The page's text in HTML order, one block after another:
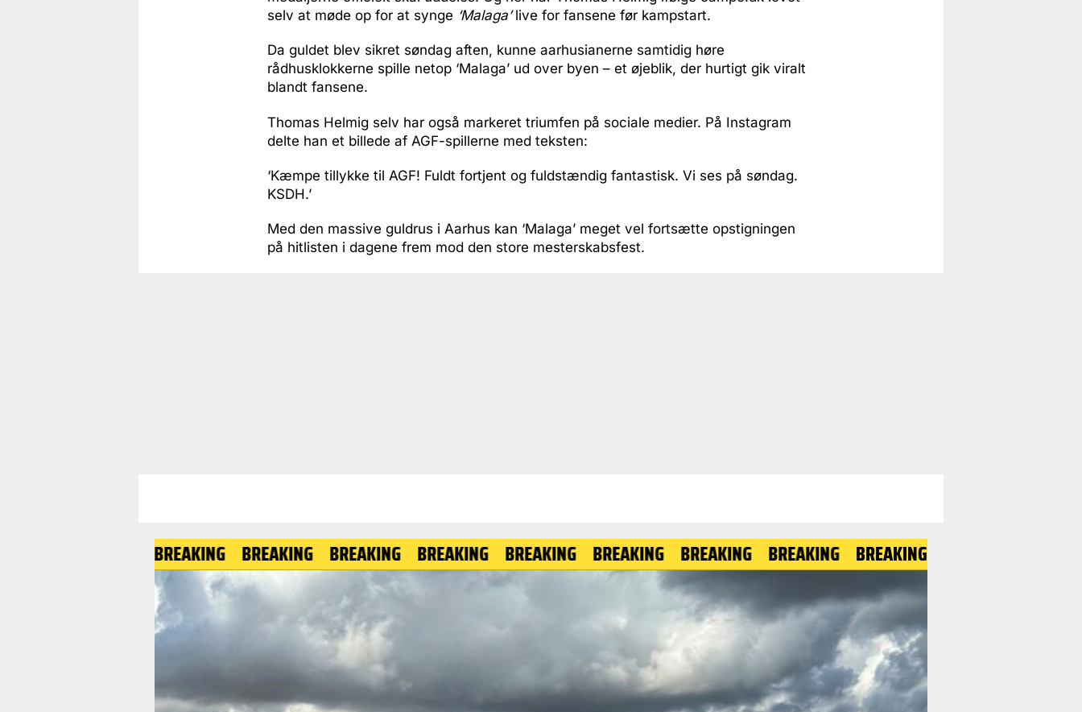
selv at møde op for at synge ‘Malaga’live for fansene før kampstart.
Da guldet blev sikret søndag aften, kunne aarhusianerne samtidig høre
rådhusklokkerne spille netop ‘Malaga’ ud over byen – et øjeblik, der hurtigt gik viralt
blandt fansene.
Thomas Helmig selv har også markeret triumfen på sociale medier. På Instagram
delte han et billede af AGF-spillerne med teksten:
‘Kæmpe tillykke til AGF! Fuldt fortjent og fuldstændig fantastisk. Vi ses på søndag.
KSDH.’
Med den massive guldrus i Aarhus kan ‘Malaga’ meget vel fortsætte opstigningen
på hitlisten i dagene frem mod den store mesterskabsfest.
BREAKING BREAKING BREAKING BREAKING BREAKING BREAKING BREAKING BREAKING BREAKING BREAKING